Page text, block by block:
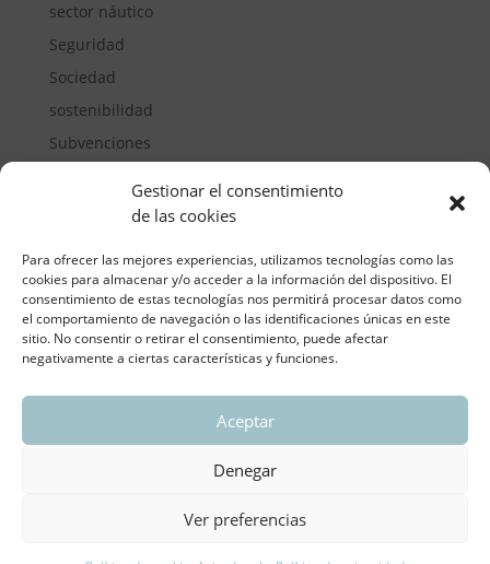
Gestionar el consentimiento
de las cookies
Para ofrecer las mejores experiencias, utilizamos tecnologías como las
cookies para almacenar y/o acceder a la información del dispositivo. El
consentimiento de estas tecnologías nos permitirá procesar datos como
el comportamiento de navegación o las identificaciones únicas en este
sitio. No consentir o retirar el consentimiento, puede afectar
negativamente a ciertas características y funciones.
Aceptar
Denegar
Ver preferencias
sector náutico
Seguridad
Sociedad
sostenibilidad
Subvenciones
ASOCIACIÓN REGIONAL VALENCIANA DE
Aviso legal y política de privacidad